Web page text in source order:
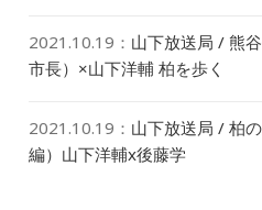
2021.10.19 ： 山下放送局 / 熊
市長）×山下洋輔 柏を歩く
2021.10.19 ： 山下放送局 / 柏
編）山下洋輔x後藤学